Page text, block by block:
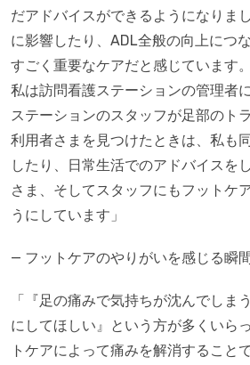
だアドバイスができるようになりま
に影響したり、ADL全般の向上につ
すごく重要なケアだと感じています。
私は訪問看護ステーションの管理者
ステーションのスタッフが足部のト
利用者さまを見つけたときは、私も
したり、日常生活でのアドバイスを
さま、そしてスタッフにもフットケ
うにしています」
— フットケアのやりがいを感じる瞬
「『足の痛みで気持ちが沈んでしま
にしてほしい』という方が多くいら
トケアによって痛みを解消すること